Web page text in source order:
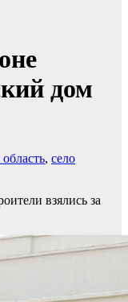
дом
, село
взялись за